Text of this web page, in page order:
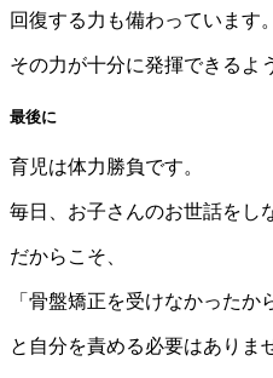
回復する力も備わっています。
その力が十分に発揮できるよ
最後に
育児は体力勝負です。
毎日、お子さんのお世話をし
だからこそ、
「骨盤矯正を受けなかったか
と自分を責める必要はありま